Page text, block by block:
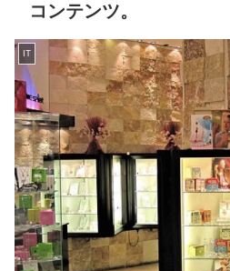
コンテンツ。
IT